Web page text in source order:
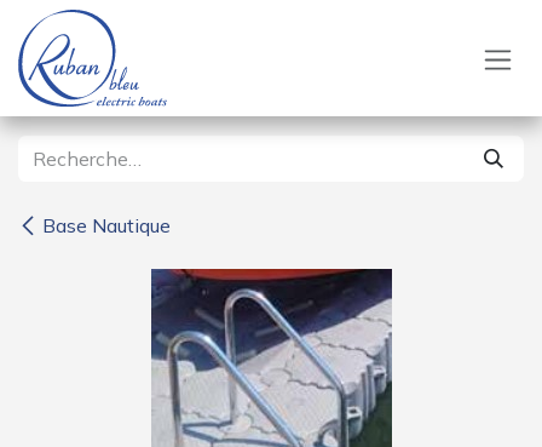
Se rendre au contenu
Base Nautique